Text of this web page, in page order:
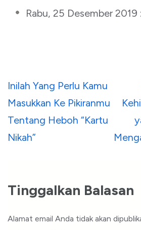
Rabu, 25 Desember 2019
Navigasi
pos
Inilah Yang Perlu Kamu
Masukkan Ke Pikiranmu
Tentang Heboh “Kartu
Nikah”
Tinggalkan Balasan
Alamat email Anda tidak akan